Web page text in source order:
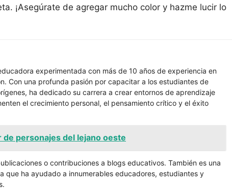
¡Asegúrate de agregar mucho color y hazme lucir lo
experimentada con más de 10 años de experiencia en
Con una profunda pasión por capacitar a los estudiantes de
ha dedicado su carrera a crear entornos de aprendizaje
el crecimiento personal, el pensamiento crítico y el éxito
de personajes del lejano oeste
o contribuciones a blogs educativos. También es una
que ha ayudado a innumerables educadores, estudiantes y